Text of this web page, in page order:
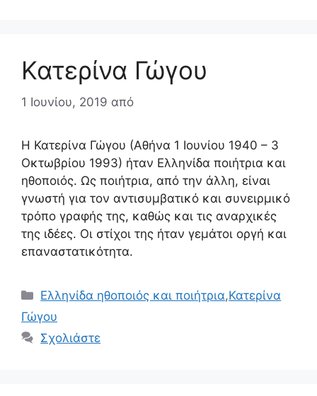
Κατερίνα Γώγου
1 Ιουνίου, 2019 από
Η Κατερίνα Γώγου (Αθήνα 1 Ιουνίου 1940 – 3
Οκτωβρίου 1993) ήταν Ελληνίδα ποιήτρια και
ηθοποιός. Ως ποιήτρια, από την άλλη, είναι
γνωστή για τον αντισυμβατικό και συνειρμικό
τρόπο γραφής της, καθώς και τις αναρχικές
της ιδέες. Οι στίχοι της ήταν γεμάτοι οργή και
επαναστατικότητα.
Κατηγορίες
Ελληνίδα ηθοποιός και ποιήτρια,Κατερίνα
Γώγου
Σχολιάστε